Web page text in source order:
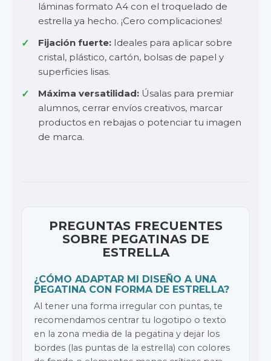
láminas formato A4 con el troquelado de
estrella ya hecho. ¡Cero complicaciones!
Fijación fuerte: Ideales para aplicar sobre
cristal, plástico, cartón, bolsas de papel y
superficies lisas.
Máxima versatilidad: Úsalas para premiar
alumnos, cerrar envíos creativos, marcar
productos en rebajas o potenciar tu imagen
de marca.
PREGUNTAS FRECUENTES
SOBRE PEGATINAS DE
ESTRELLA
¿CÓMO ADAPTAR MI DISEÑO A UNA
PEGATINA CON FORMA DE ESTRELLA?
Al tener una forma irregular con puntas, te
recomendamos centrar tu logotipo o texto
en la zona media de la pegatina y dejar los
bordes (las puntas de la estrella) con colores